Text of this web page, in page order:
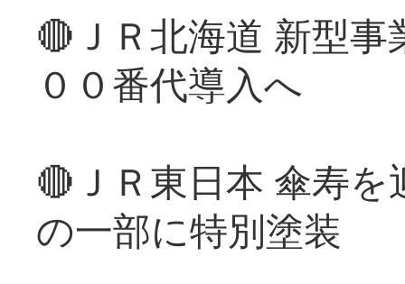
🔴ＪＲ北海道 新型
００番代導入へ
🔴ＪＲ東日本 傘寿
の一部に特別塗装